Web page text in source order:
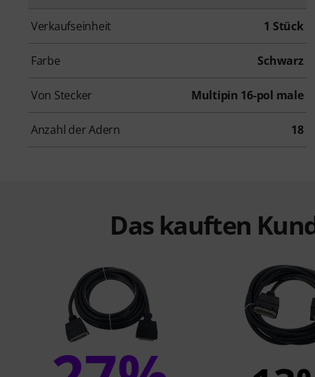
Verkaufseinheit 1 Stück
Farbe Schwarz
Von Stecker Multipin 16-pol male
Anzahl der Adern 18
Das kauften